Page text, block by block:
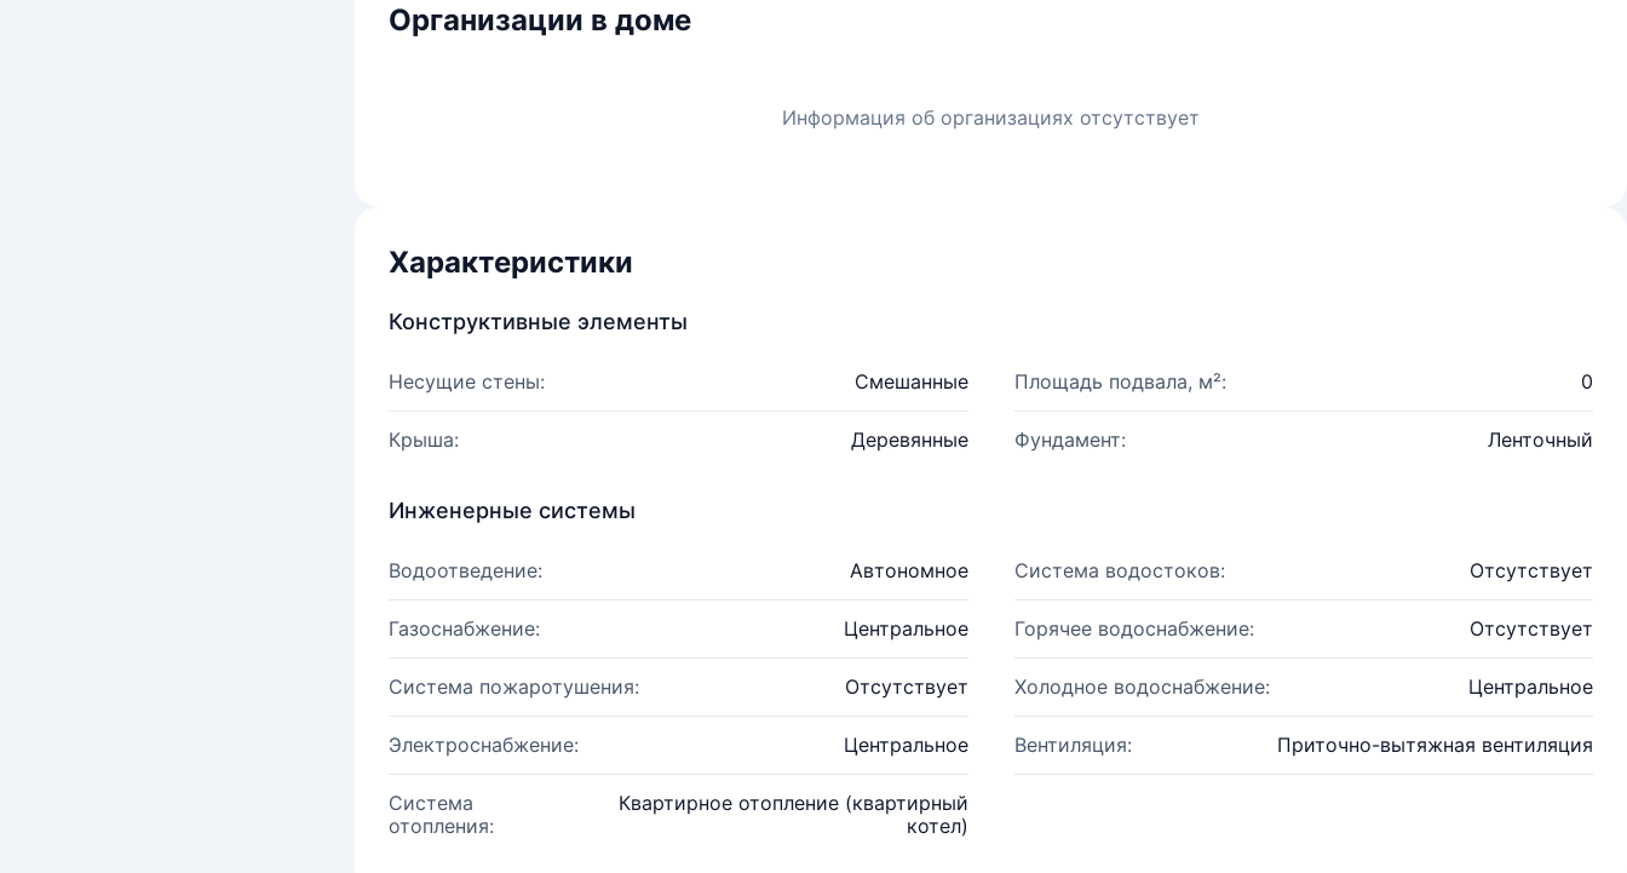
Организации в доме
Информация об организациях отсутствует
Характеристики
Конструктивные элементы
Несущие стены: Смешанные Площадь подвала, м²: 0
Крыша: Деревянные Фундамент: Ленточный
Инженерные системы
Водоотведение: Автономное Система водостоков: Отсутствует
Газоснабжение: Центральное Горячее водоснабжение: Отсутствует
Система пожаротушения: Отсутствует Холодное водоснабжение: Центральное
Электроснабжение: Центральное Вентиляция: Приточно-вытяжная вентиляция
Система
отопления:
Квартирное отопление (квартирный
котел)